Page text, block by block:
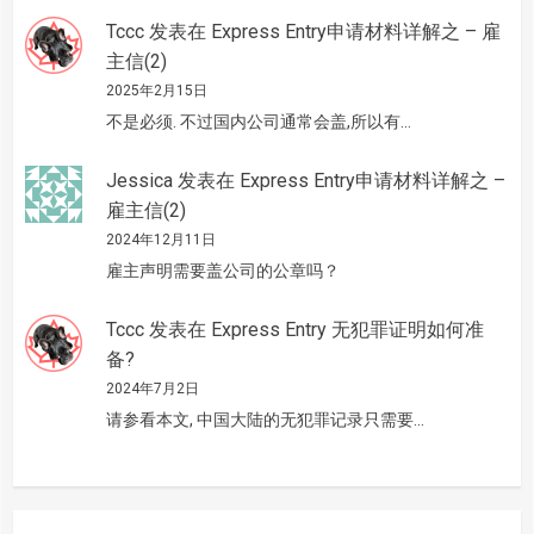
Tccc 发表在 Express Entry申请材料详解之 – 雇
主信(2)
2025年2月15日
不是必须. 不过国内公司通常会盖,所以有…
Jessica 发表在 Express Entry申请材料详解之 –
雇主信(2)
2024年12月11日
雇主声明需要盖公司的公章吗？
Tccc 发表在 Express Entry 无犯罪证明如何准
备?
2024年7月2日
请参看本文, 中国大陆的无犯罪记录只需要…